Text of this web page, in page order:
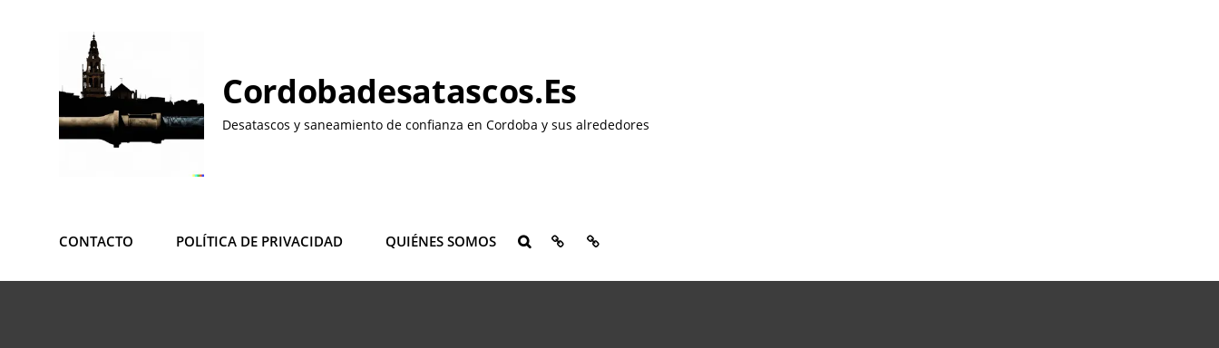
Cordobadesatascos.es
Desatascos y saneamiento de confianza en Cordoba y sus alrededores
CONTACTO POLÍTICA DE PRIVACIDAD QUIÉNES SOMOS BUSCARQUIÉNESCONTACTO